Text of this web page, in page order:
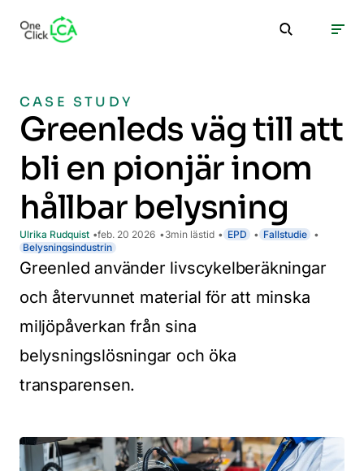
CASE STUDY
Greenleds väg till att
bli en pionjär inom
hållbar belysning
Ulrika Rudquist feb. 20 2026 3min lästid EPD
Fallstudie
Belysningsindustrin
Greenled använder livscykelberäkningar
och återvunnet material för att minska
miljöpåverkan från sina
belysningslösningar och öka
transparensen.